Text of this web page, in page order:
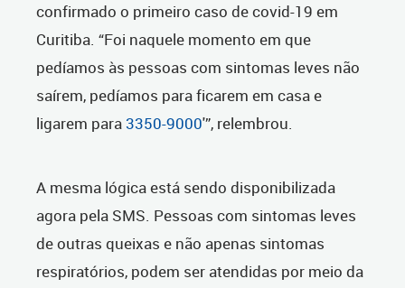
confirmado o primeiro caso de covid-19 em
Curitiba. “Foi naquele momento em que
pedíamos às pessoas com sintomas leves não
saírem, pedíamos para ficarem em casa e
ligarem para 3350-9000'”, relembrou.
A mesma lógica está sendo disponibilizada
agora pela SMS. Pessoas com sintomas leves
de outras queixas e não apenas sintomas
respiratórios, podem ser atendidas por meio da